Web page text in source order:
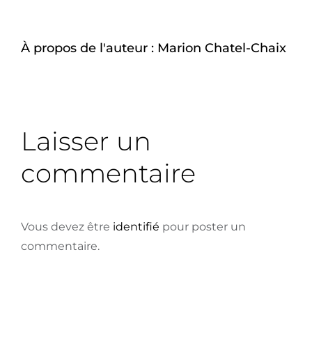
À propos de l'auteur : Marion Chatel-Chaix
Laisser un
commentaire
Vous devez être identifié pour poster un
commentaire.